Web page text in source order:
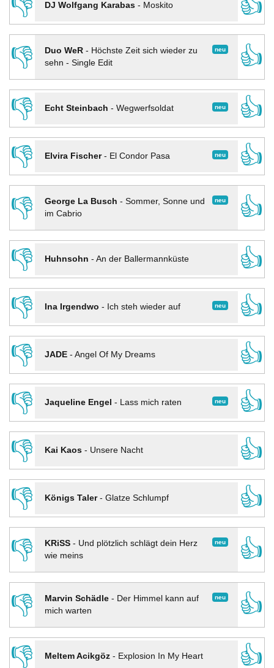
👎 DJ Wolfgang Karabas- Moskito
👍
👎
neu
Duo WeR- Höchste Zeit sich wieder zu
sehn - Single Edit
👍
👎
neu
Echt Steinbach - Wegwerfsoldat
👍
👎
neu
Elvira Fischer- El Condor Pasa
👍
👎
neu
George La Busch - Sommer, Sonne und
im Cabrio
👍
👎
Huhnsohn - An der Ballermannküste
👍
👎
neu
Ina Irgendwo - Ich steh wieder auf
👍
👎
JADE- Angel Of My Dreams
👍
👎
neu
Jaqueline Engel - Lass mich raten
👍
👎
Kai Kaos- Unsere Nacht
👍
👎
Königs Taler- Glatze Schlumpf
👍
👎
neu
KRiSS- Und plötzlich schlägt dein Herz
wie meins
👍
👎 neu
Marvin Schädle- Der Himmel kann auf
mich warten
👍
👎
Meltem Acikgöz- Explosion In My Heart
👍